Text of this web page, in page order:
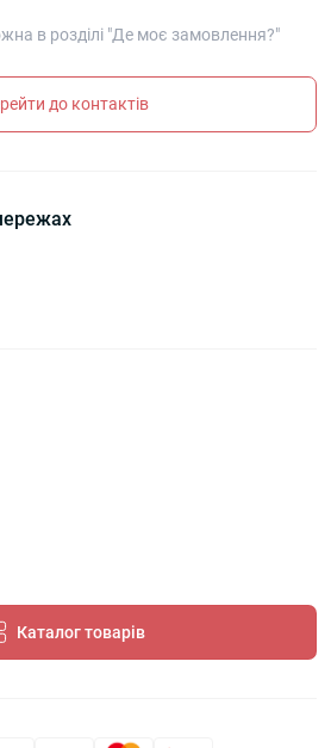
в розділі "Де моє замовлення?"
до контактів
Каталог товарів